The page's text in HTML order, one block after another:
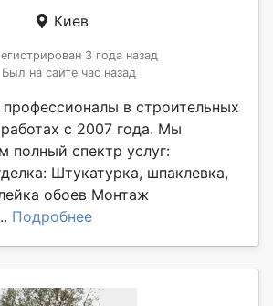
Киев
3 года назад
Был на сайте час назад
в строительных
с 2007 года. Мы
полный спектр услуг:
Штукатурка, шпаклевка,
обоев Монтаж
Подробнее